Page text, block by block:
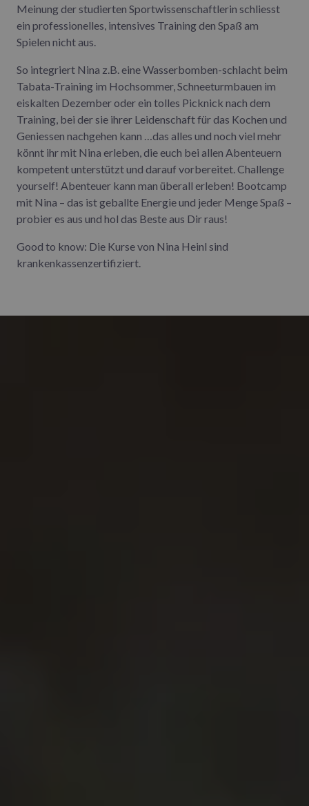
Meinung der studierten Sportwissenschaftlerin schliesst
ein professionelles, intensives Training den Spaß am
Spielen nicht aus.
So integriert Nina z.B. eine Wasserbomben-schlacht beim
Tabata-Training im Hochsommer, Schneeturmbauen im
eiskalten Dezember oder ein tolles Picknick nach dem
Training, bei der sie ihrer Leidenschaft für das Kochen und
Geniessen nachgehen kann …das alles und noch viel mehr
könnt ihr mit Nina erleben, die euch bei allen Abenteuern
kompetent unterstützt und darauf vorbereitet. Challenge
yourself! Abenteuer kann man überall erleben! Bootcamp
mit Nina – das ist geballte Energie und jeder Menge Spaß –
probier es aus und hol das Beste aus Dir raus!
Good to know: Die Kurse von Nina Heinl sind
krankenkassenzertifiziert.